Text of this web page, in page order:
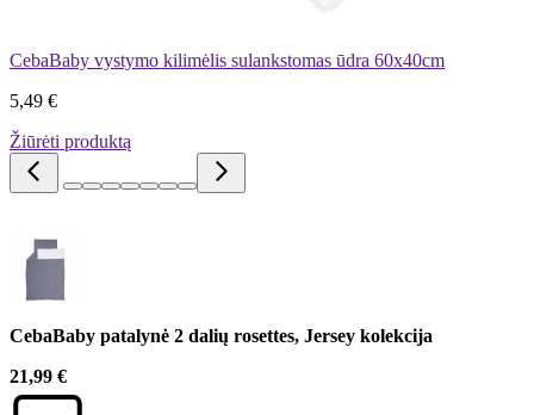
CebaBaby vystymo kilimėlis sulankstomas ūdra 60x40cm
5,49 €
Žiūrėti produktą
CebaBaby patalynė 2 dalių rosettes, Jersey kolekcija
21,99 €